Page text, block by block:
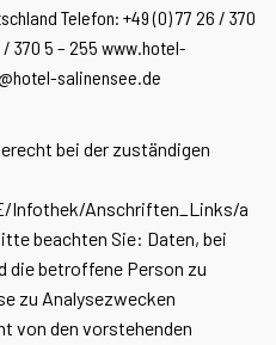
Telefon: +49 (0) 77 26 / 370
/ 370 5 – 255 www.hotel-
salinensee.de
bei der zuständigen
Infothek/Anschriften_Links/a
beachten Sie: Daten, bei
die betroffene Person zu
zu Analysezwecken
von den vorstehenden